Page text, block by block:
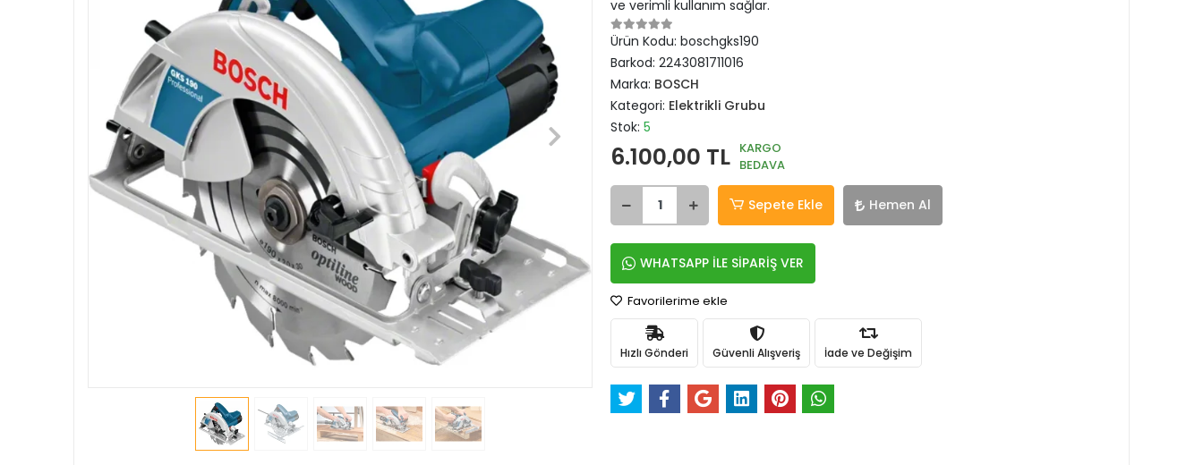
ve verimli kullanım sağlar.
Ürün Kodu: boschgks190
Barkod: 2243081711016
Marka: BOSCH
Kategori: Elektrikli Grubu
Stok: 5
6.100,00 TL KARGO
BEDAVA
Sepete Ekle Hemen Al
WHATSAPP İLE SİPARİŞ VER
Favorilerime ekle
Hızlı Gönderi Güvenli Alışveriş İade ve Değişim